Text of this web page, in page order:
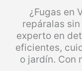
¿Fugas en
repáralas
experto en
eficientes,
o jardín. Con